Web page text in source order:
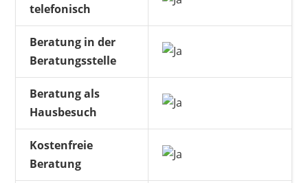
telefonisch
Beratung in der
Beratungsstelle
Beratung als
Hausbesuch
Kostenfreie
Beratung